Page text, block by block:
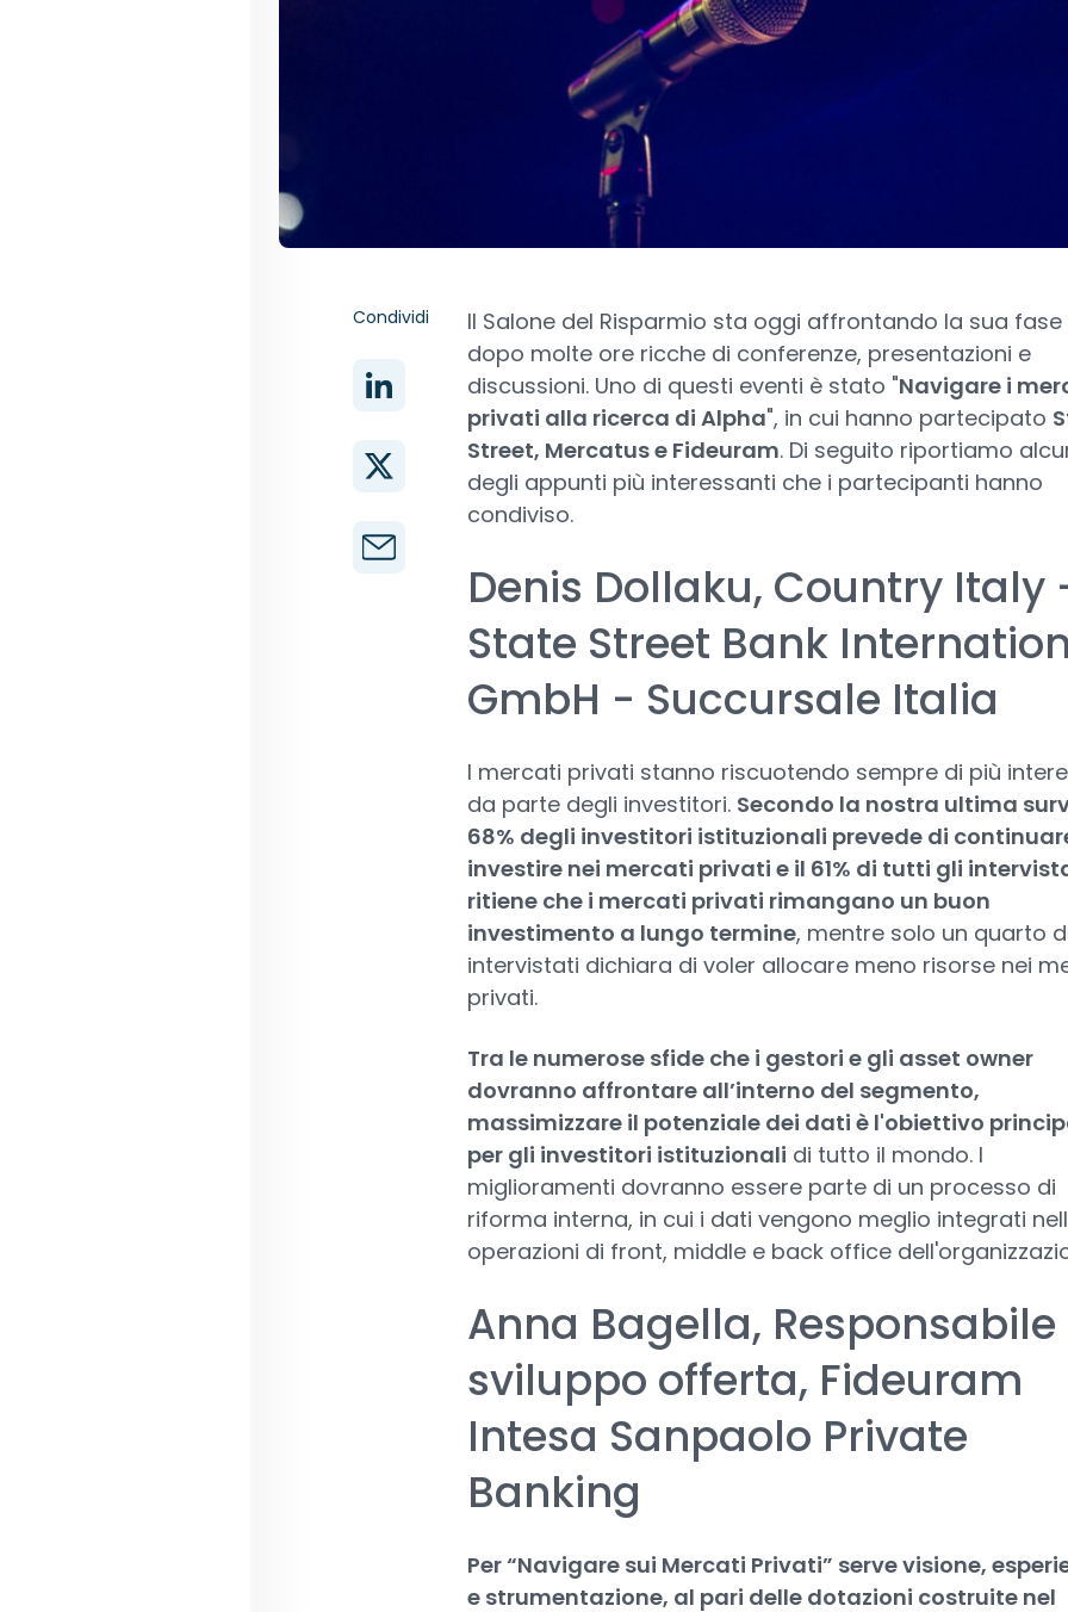
Condividi
Il Salone del Risparmio sta oggi affrontando la sua
dopo molte ore ricche di conferenze, presentazioni e
discussioni. Uno di questi eventi è stato "Navigare i
privati alla ricerca di Alpha", in cui hanno partecipato
Street, Mercatus e Fideuram. Di seguito riportiamo
degli appunti più interessanti che i partecipanti hanno
condiviso.
Denis Dollaku, Country Italy
State Street Bank
GmbH - Succursale Italia
I mercati privati stanno riscuotendo sempre di più
da parte degli investitori. Secondo la nostra ultima
68% degli investitori istituzionali prevede di
investire nei mercati privati e il 61% di tutti gli
ritiene che i mercati privati rimangano un buon
investimento a lungo termine, mentre solo un quarto
intervistati dichiara di voler allocare meno risorse nei
privati.
Tra le numerose sfide che i gestori e gli asset owner
dovranno affrontare all’interno del segmento,
massimizzare il potenziale dei dati è l'obiettivo
per gli investitori istituzionali di tutto il mondo. I
miglioramenti dovranno essere parte di un processo di
riforma interna, in cui i dati vengono meglio integrati
operazioni di front, middle e back office
Anna Bagella, Responsabile
sviluppo offerta, Fideuram
Intesa Sanpaolo Private
Banking
Per “Navigare sui Mercati Privati” serve visione,
e strumentazione, al pari delle dotazioni costruite nel